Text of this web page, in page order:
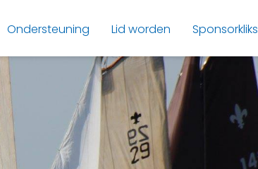
Ondersteuning Lid worden Sponsorkliks